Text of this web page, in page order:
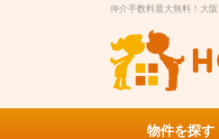
仲介手数料最大無料！大
物件を探す